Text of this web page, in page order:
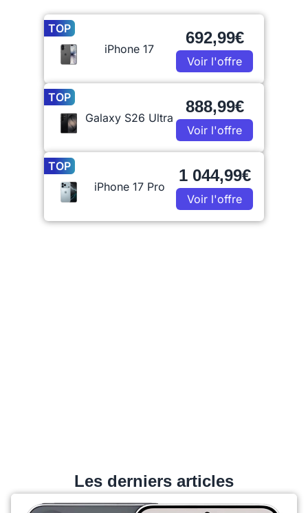
TOP
iPhone 17
692,99€
Voir l'offre
TOP
Galaxy S26 Ultra
888,99€
Voir l'offre
TOP
iPhone 17 Pro
1 044,99€
Voir l'offre
Les derniers articles